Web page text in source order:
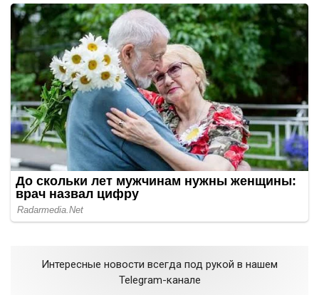
Интересные новости всегда под рукой в нашем
Telegram-канале